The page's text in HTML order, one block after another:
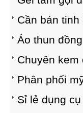
Cần bán
Áo thun
Chuyên
Phân phối
Sỉ lẻ dụng